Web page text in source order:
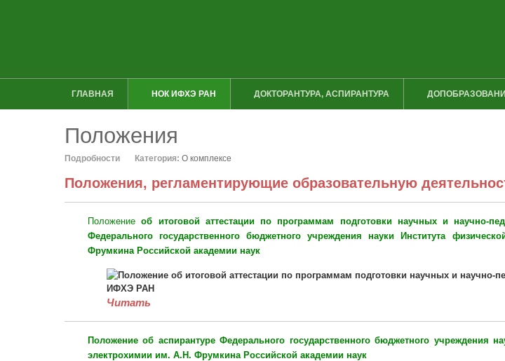
ГЛАВНАЯ НОК ИФХЭ РАН ДОКТОРАНТУРА, АСПИРАНТУРА
Положения
Подробности Категория: О комплексе
Положения, регламентирующие образовательную
Положение об итоговой аттестации по программам подготовки научных и научно-
Федерального государственного бюджетного учреждения науки Института
Фрумкина Российской академии наук
Читать
Положениеоб аспирантуреФедерального государственного бюджетного учреждения
электрохимии им. А.Н. Фрумкина Российской академии наук